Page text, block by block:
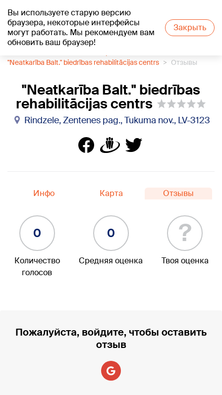
Вы используете старую версию
браузера, некоторые интерфейсы
могут работать. Мы рекомендуем вам
обновить ваш браузер!
Закрыть
+23°C
"Neatkarība Balt." biedrības rehabilitācijas centrs
Отзывы
"Neatkarība Balt." biedrības
rehabilitācijas centrs
Rindzele, Zentenes pag., Tukuma nov., LV-3123
Инфо Карта Отзывы
0
Количество
голосов
0
Средняя оценка
?
Твоя оценка
Пожалуйста, войдите, чтобы оставить
отзыв